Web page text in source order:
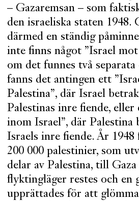
– Gazaremsan – som
den israeliska staten 1948.
därmed en ständig
inte finns något ”Israel mot
om det funnes två separata
fanns det antingen ett
Palestina”, där Israel
Palestinas inre fiende, eller
inom Israel”, där Palestina
Israels inre fiende. År
200 000 palestinier, som
delar av Palestina, till
flyktingläger restes och en
upprättades för att